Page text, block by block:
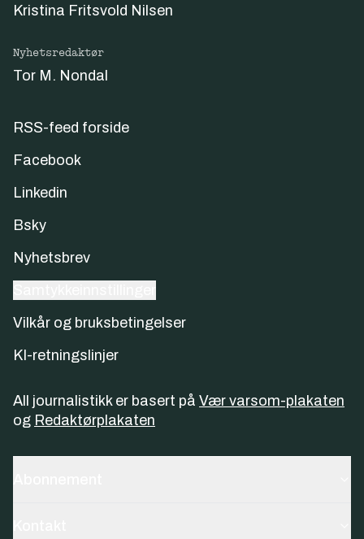
Kristina Fritsvold Nilsen
Nyhetsredaktør
Tor M. Nondal
RSS-feed forside
Facebook
Linkedin
Bsky
Nyhetsbrev
Vilkår og bruksbetingelser
KI-retningslinjer
All journalistikk er basert på Vær varsom-plakaten
og Redaktørplakaten